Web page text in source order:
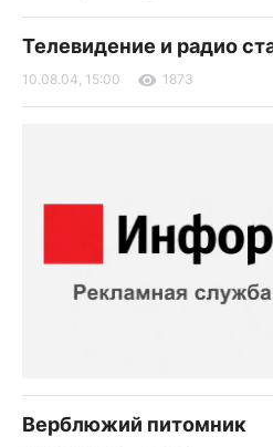
Телевидение и радио
10.08.04, 15:00 1873
Верблюжий питомник